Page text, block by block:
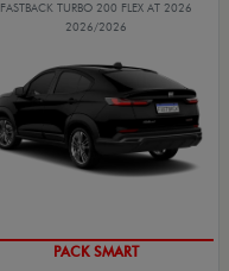
FASTBACK TURBO 200 FLEX AT 2026
2026/2026
PACK SMART